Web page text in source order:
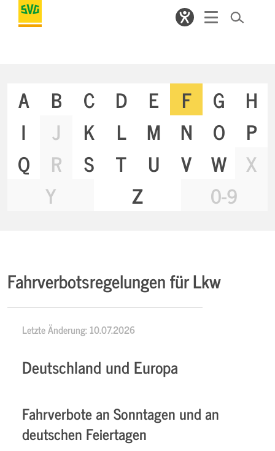
A B C D E F G
H
I
J K L M N O
P
Q
R S T U V W
X
Y
Z 0-9
Fahrverbotsregelungen für Lkw
Letzte Änderung: 10.07.2026
Deutschland und Europa
Fahrverbote an Sonntagen und an
deutschen Feiertagen